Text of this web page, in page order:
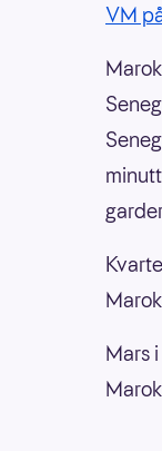
VM
Mars